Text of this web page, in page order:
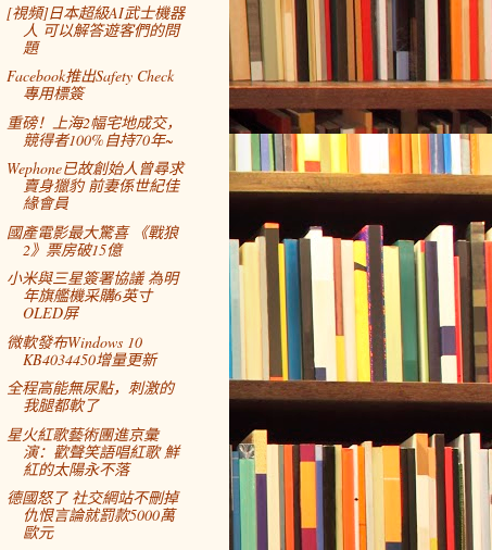
[視頻]日本超級AI武士機器
人 可以解答遊客們的問
題
Facebook推出Safety Check
專用標簽
重磅！上海2幅宅地成交，
競得者100%自持70年~
Wephone已故創始人曾尋求
賣身獵豹 前妻係世紀佳
緣會員
國產電影最大驚喜 《戰狼
2》票房破15億
小米與三星簽署協議 為明
年旗艦機采購6英寸
OLED屏
微軟發布Windows 10
KB4034450增量更新
全程高能無尿點，刺激的
我腿都軟了
星火紅歌藝術團進京彙
演：歡聲笑語唱紅歌 鮮
紅的太陽永不落
德國怒了 社交網站不刪掉
仇恨言論就罰款5000萬
歐元